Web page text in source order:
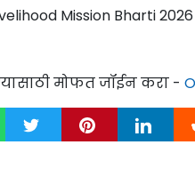
Mission Bharti
मोफत जॉईन करा -